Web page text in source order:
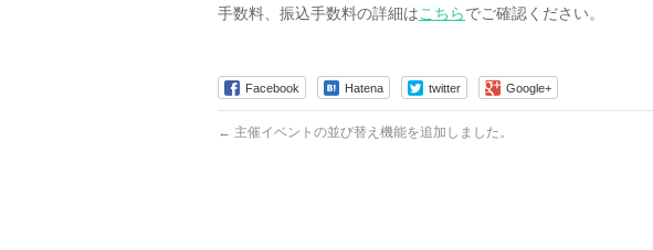
手数料、振込手数料の詳細はこちらでご確認ください。
Facebook Hatena twitter Google+
← 主催イベントの並び替え機能を追加しました。